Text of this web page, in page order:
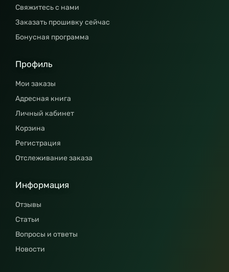
Свяжитесь с нами
Заказать прошивку сейчас
Бонусная программа
Профиль
Мои заказы
Адресная книга
Личный кабинет
Корзина
Регистрация
Отслеживание заказа
Информация
Отзывы
Статьи
Вопросы и ответы
Новости